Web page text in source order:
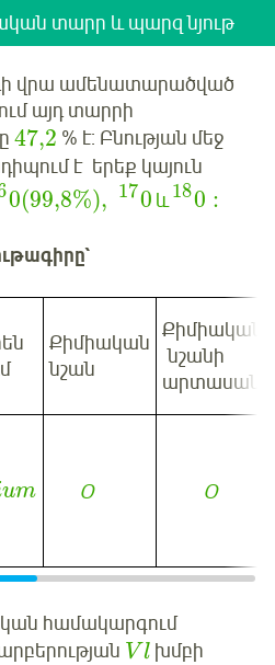
տարր և պարզ նյութ
վրա ամենատարածված
այդ տարրի
47,2 % է: Բնության մեջ
է երեք կայուն
0(99,8%), 0
17 և 0 :
18
Քիմիական
նշան
Քիմիական
նշանի
um Օ Օ
համակարգում
V l խմբի